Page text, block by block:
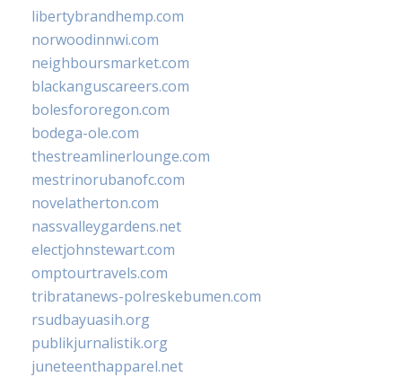
libertybrandhemp.com
norwoodinnwi.com
neighboursmarket.com
blackanguscareers.com
bolesfororegon.com
bodega-ole.com
thestreamlinerlounge.com
mestrinorubanofc.com
novelatherton.com
nassvalleygardens.net
electjohnstewart.com
omptourtravels.com
tribratanews-polreskebumen.com
rsudbayuasih.org
publikjurnalistik.org
juneteenthapparel.net